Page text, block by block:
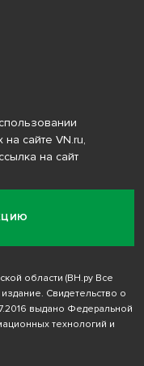
сайте VN.ru,
на сайт
области (ВН.ру Все
Свидетельство о
выдано Федеральной
технологий и